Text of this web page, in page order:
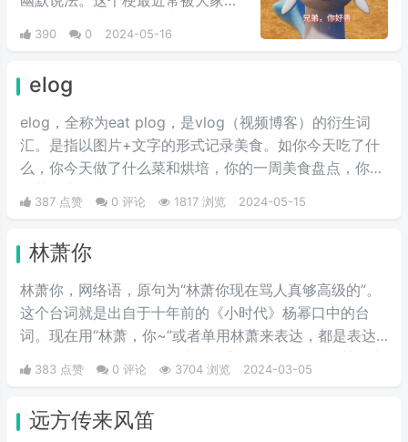
来表达同性之间的爱慕之情/或者单
纯跟风玩梗。最初来自qq用户云溪
情互动的表情包，此时这个梗已经
初具雏形。而后来随着chikawa的
流行，有网友开始给chikawa配上
这类文字，两者融合后意外爆火，
表情包泛滥，传播得到处都是。
390 0 2024-05-16
elog
elog，全称为eat plog，是vlog（视频博客）的衍生词
汇。是指以图片+文字的形式记录美食。如你今天吃了什
么，你今天做了什么菜和烘培，你的一周美食盘点，你的
奶茶盘点，都值得记录。
387 点赞 0 评论 1817 浏览 2024-05-15
林萧你
林萧你，网络语，原句为“林萧你现在骂人真够高级的”。
这个台词就是出自于十年前的《小时代》杨幂口中的台
词。现在用“林萧，你~”或者单用林萧来表达，都是表达
的一种阴阳怪气的意思。这三个字表示别人在对于某件事
情评判的时候运用的非常巧妙，就传说中的说话，不带脏
383 点赞 0 评论 3704 浏览 2024-03-05
远方传来风笛